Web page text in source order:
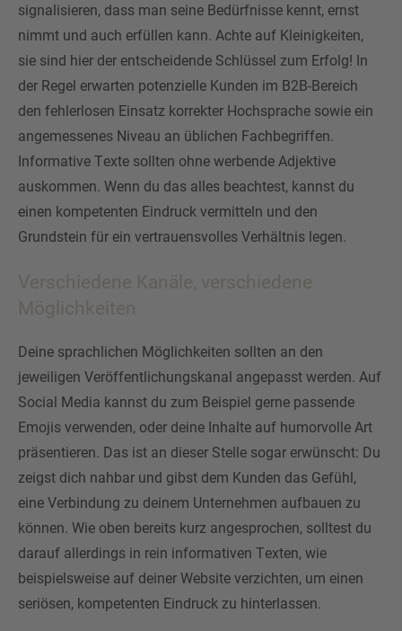
signalisieren, dass man seine Bedürfnisse kennt, ernst
nimmt und auch erfüllen kann. Achte auf Kleinigkeiten,
sie sind hier der entscheidende Schlüssel zum Erfolg! In
der Regel erwarten potenzielle Kunden im B2B-Bereich
den fehlerlosen Einsatz korrekter Hochsprache sowie ein
angemessenes Niveau an üblichen Fachbegriffen.
Informative Texte sollten ohne werbende Adjektive
auskommen. Wenn du das alles beachtest, kannst du
einen kompetenten Eindruck vermitteln und den
Grundstein für ein vertrauensvolles Verhältnis legen.
Verschiedene Kanäle, verschiedene
Möglichkeiten
Deine sprachlichen Möglichkeiten sollten an den
jeweiligen Veröffentlichungskanal angepasst werden. Auf
Social Media kannst du zum Beispiel gerne passende
Emojis verwenden, oder deine Inhalte auf humorvolle Art
präsentieren. Das ist an dieser Stelle sogar erwünscht: Du
zeigst dich nahbar und gibst dem Kunden das Gefühl,
eine Verbindung zu deinem Unternehmen aufbauen zu
können. Wie oben bereits kurz angesprochen, solltest du
darauf allerdings in rein informativen Texten, wie
beispielsweise auf deiner Website verzichten, um einen
seriösen, kompetenten Eindruck zu hinterlassen.